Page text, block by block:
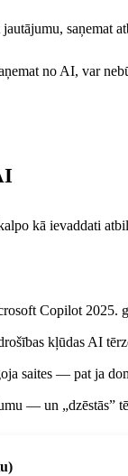
saņemat
no AI, var
kā ievaddati
Copilot 2025.
kļūdas AI
saites — pat ja
— un „dzēstās”